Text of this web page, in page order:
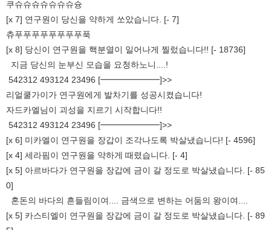
쿠슈슈슈슈슈슈슈슝
[x 7] 연구원이 당신을 약하게 쏘았습니다. [- 7]
츄푸푸푸푸푸푸푸푸푹
[x 8] 당신이 연구원을 핵분열이 일어나게 찔렀습니다!! [- 18736]
지금 당신의 눈부신 모습을 요청하노니....!
542312 493124 23496 [━━━━━━━]>>
리얼쿨가이가 연구원에게 발차기를 성공시켰습니다!
자드카엘님이 괴성을 지르기 시작합니다!!
542312 493124 23496 [━━━━━━━]>>
[x 6] 미카엘이 연구원을 장갑이 조각나도록 박살냈습니다! [- 4596]
[x 4] 세라핌이 연구원을 약하게 때렸습니다. [- 4]
[x 5] 아르바다가 연구원을 장갑에 금이 갈 정도로 박살냈습니다. [- 85
0]
혼돈의 바다의 흔들림이여.... 금색으로 변하는 어둠의 왕이여....
[x 5] 카스티엘이 연구원을 장갑에 금이 갈 정도로 박살냈습니다. [- 89